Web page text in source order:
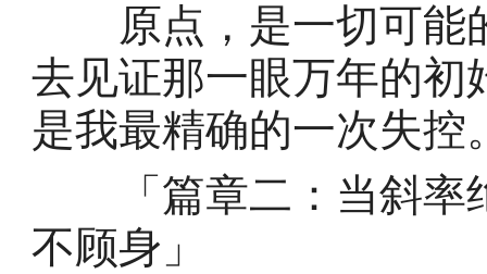
原点，是一切可能
去见证那一眼万年的
是我最精确的一次失控
「篇章二：当斜率
不顾身」